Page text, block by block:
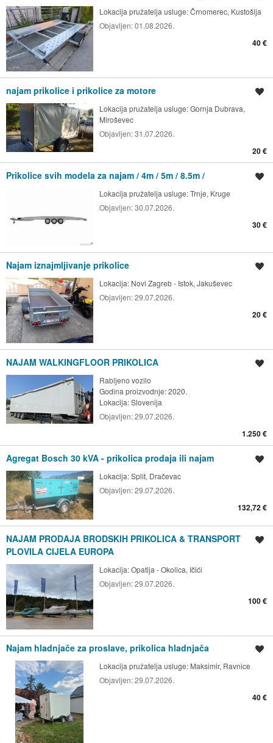
Lokacija pružatelja usluge:Črnomerec, Kustošija
Objavljen:01.08.2026.
40 €
najam prikolice i prikolice za motore
Lokacija pružatelja usluge:Gornja Dubrava,
Miroševec
Objavljen:31.07.2026.
20 €
Prikolice svih modela za najam / 4m / 5m / 8.5m /
Lokacija pružatelja usluge:Trnje, Kruge
Objavljen:30.07.2026.
30 €
Najam iznajmljivanje prikolice
Lokacija: Novi Zagreb - Istok, Jakuševec
Objavljen:29.07.2026.
20 €
NAJAM WALKINGFLOOR PRIKOLICA
Rabljeno vozilo
Godina proizvodnje: 2020.
Lokacija:Slovenija
Objavljen:29.07.2026.
1.250 €
Agregat Bosch 30 kVA - prikolica prodaja ili najam
Lokacija:Split, Dračevac
Objavljen:29.07.2026.
132,72 €
NAJAM PRODAJA BRODSKIH PRIKOLICA & TRANSPORT
PLOVILA CIJELA EUROPA
Lokacija:Opatija - Okolica, Ičići
Objavljen:29.07.2026.
100 €
Najam hladnjače za proslave, prikolica hladnjača
Lokacija pružatelja usluge: Maksimir, Ravnice
Objavljen:29.07.2026.
40 €